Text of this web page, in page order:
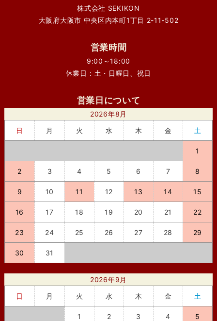
株式会社 SEKIKON
大阪府大阪市 中央区内本町1丁目 2-11-502
営業時間
9:00～18:00
休業日：土・日曜日、祝日
営業日について
2026年8月
日
月 火 水 木 金 土
1
2 3 4 5 6 7 8
9 10 11 12 13 14 15
16 17 18 19 20 21 22
23 24 25 26 27 28 29
30 31
2026年9月
日
月 火 水 木 金 土
1 2 3 4 5